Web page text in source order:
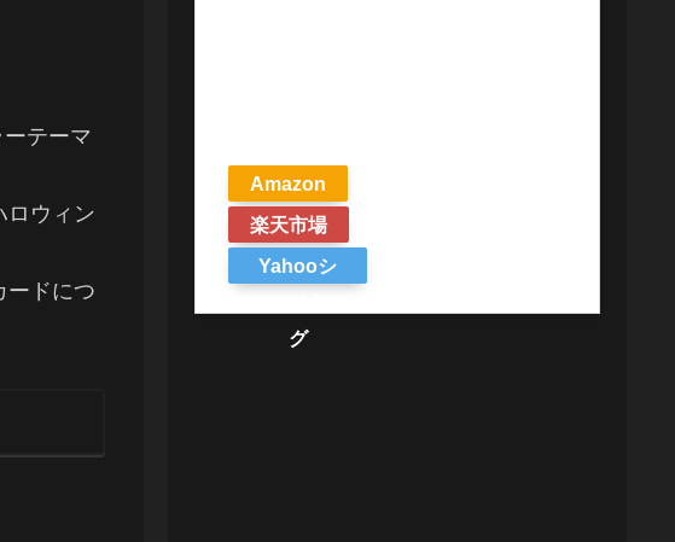
テーマ
ロウィン
ードにつ
Amazon
楽天市場
Yahooシ
グ